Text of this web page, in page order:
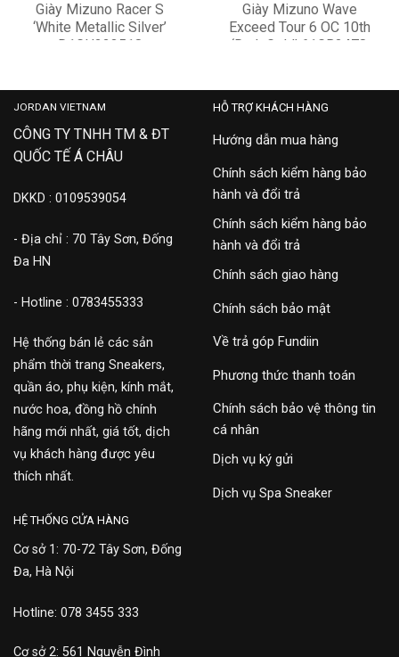
Giày Mizuno Racer S
‘White Metallic Silver’
D1GH223518
Giày Mizuno Wave
Exceed Tour 6 OC 10th
‘Dark Gold’ 61GB2478
JORDAN VIETNAM
CÔNG TY TNHH TM & ĐT
QUỐC TẾ Á CHÂU
DKKD : 0109539054
- Địa chỉ : 70 Tây Sơn, Đống
Đa HN
- Hotline : 0783455333
Hệ thống bán lẻ các sản
phẩm thời trang Sneakers,
quần áo, phụ kiện, kính mắt,
nước hoa, đồng hồ chính
hãng mới nhất, giá tốt, dịch
vụ khách hàng được yêu
thích nhất.
HỖ TRỢ KHÁCH HÀNG
Hướng dẫn mua hàng
Chính sách kiểm hàng bảo
hành và đổi trả
Chính sách kiểm hàng bảo
hành và đổi trả
Chính sách giao hàng
Chính sách bảo mật
Về trả góp Fundiin
Phương thức thanh toán
Chính sách bảo vệ thông tin
cá nhân
Dịch vụ ký gửi
Dịch vụ Spa Sneaker
HỆ THỐNG CỬA HÀNG
Cơ sở 1: 70-72 Tây Sơn, Đống
Đa, Hà Nội
Hotline: 078 3455 333
Cơ sở 2: 561 Nguyễn Đình